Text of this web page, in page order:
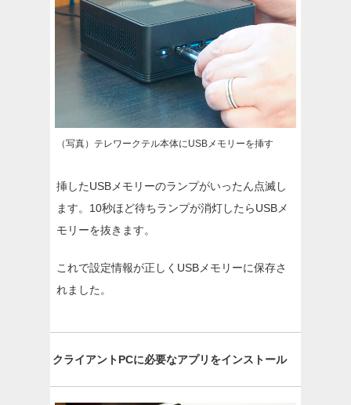
（写真）テレワークテル本体にUSBメモリーを挿す
挿したUSBメモリーのランプがいったん点滅し
ます。10秒ほど待ちランプが消灯したらUSBメ
モリーを抜きます。
これで設定情報が正しくUSBメモリーに保存さ
れました。
クライアントPCに必要なアプリをインストール